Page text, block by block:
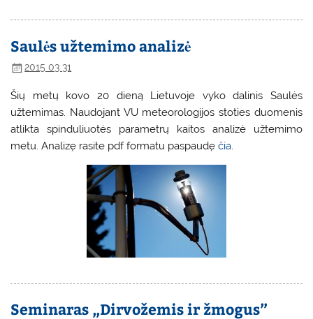
Saulės užtemimo analizė
2015 03 31
Šių metų kovo 20 dieną Lietuvoje vyko dalinis Saulės
užtemimas. Naudojant VU meteorologijos stoties duomenis
atlikta spinduliuotės parametrų kaitos analizė užtemimo
metu. Analizę rasite pdf formatu paspaudęčia.
Seminaras „Dirvožemis ir žmogus”